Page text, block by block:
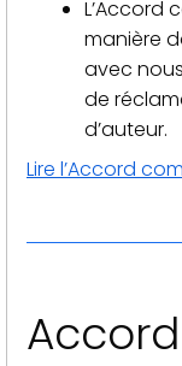
L’Accord
manière
avec
de
d’auteur.
Lire l’Accord